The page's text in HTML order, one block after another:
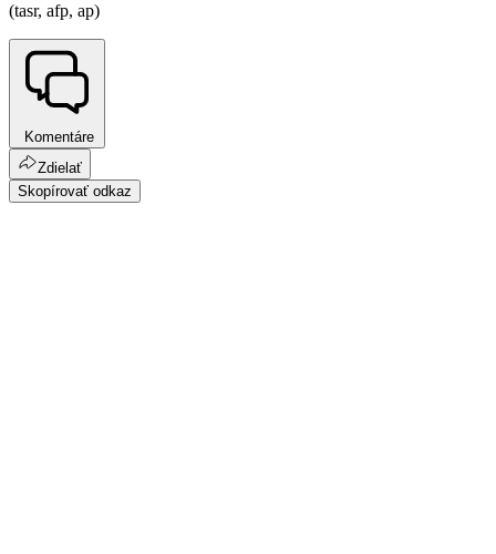
(tasr, afp, ap)
Komentáre
Zdielať
Skopírovať odkaz